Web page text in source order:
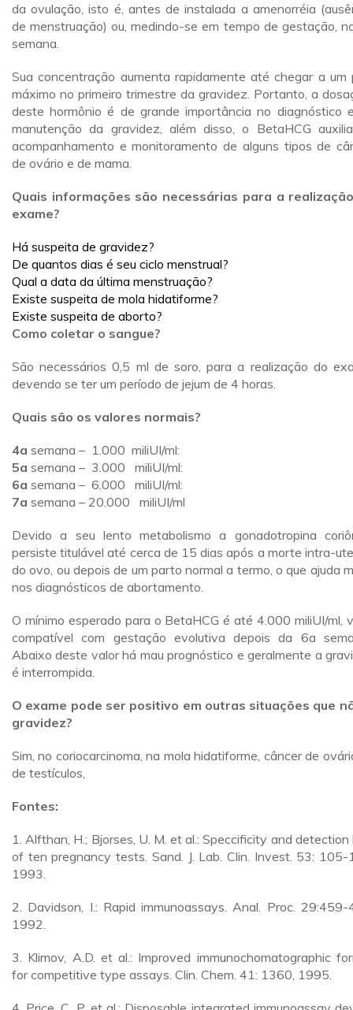
da ovulação, isto é, antes de instalada a amenorréia
de menstruação) ou, medindo-se em tempo de gestação,
semana.
Sua concentração aumenta rapidamente até chegar a um
máximo no primeiro trimestre da gravidez. Portanto, a
deste hormônio é de grande importância no diagnóstico
manutenção da gravidez, além disso, o BetaHCG
acompanhamento e monitoramento de alguns tipos de
de ovário e de mama.
Quais informações são necessárias para a
exame?
Há suspeita de gravidez?
De quantos dias é seu ciclo menstrual?
Qual a data da última menstruação?
Existe suspeita de mola hidatiforme?
Existe suspeita de aborto?
Como coletar o sangue?
São necessários 0,5 ml de soro, para a realização do
devendo se ter um período de jejum de 4 horas.
Quais são os valores normais?
4a semana – 1.000 miliUI/ml:
5a semana – 3.000 miliUI/ml:
6a semana – 6.000 miliUI/ml:
7a semana – 20.000 miliUI/ml
Devido a seu lento metabolismo a gonadotropina
persiste titulável até cerca de 15 dias após a morte intra-
do ovo, ou depois de um parto normal a termo, o que ajuda
nos diagnósticos de abortamento.
O mínimo esperado para o BetaHCG é até 4.000 miliUI/ml,
compatível com gestação evolutiva depois da 6a
Abaixo deste valor há mau prognóstico e geralmente a
é interrompida.
O exame pode ser positivo em outras situações que
gravidez?
Sim, no coriocarcinoma, na mola hidatiforme, câncer de
de testículos,
Fontes:
1. Alfthan, H.; Bjorses, U. M. et al.: Speccificity and detection
of ten pregnancy tests. Sand. J. Lab. Clin. Invest. 53: 105-
1993.
2. Davidson, I.: Rapid immunoassays. Anal. Proc. 29:459-
1992.
3. Klimov, A.D. et al.: Improved immunochomatographic
for competitive type assays. Clin. Chem. 41: 1360, 1995.